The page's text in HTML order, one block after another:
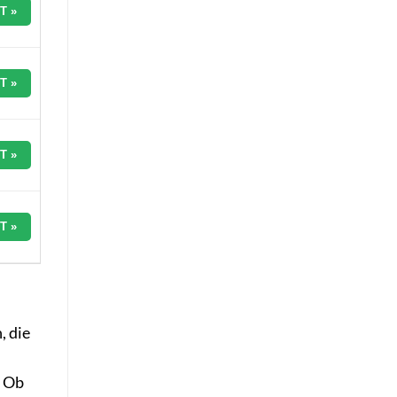
»
»
»
»
die
Ob